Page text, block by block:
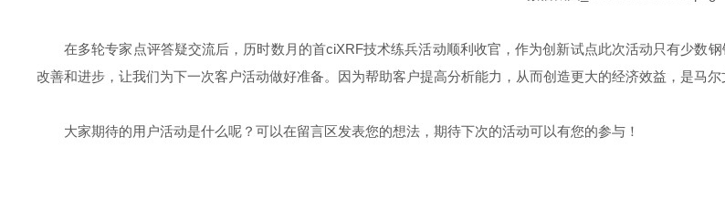
在多轮专家点评答疑交流后，历时数月的首ciXRF技术练兵活动顺利收官，作为创新试点此次活动只有少数
改善和进步，让我们为下一次客户活动做好准备。因为帮助客户提高分析能力，从而创造更大的经济效益，是马尔
大家期待的用户活动是什么呢？可以在留言区发表您的想法，期待下次的活动可以有您的参与！